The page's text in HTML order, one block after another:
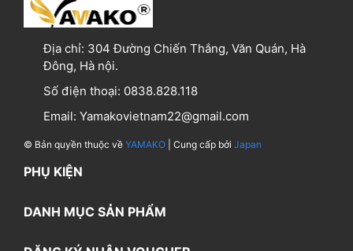
Địa chỉ: 304 Đường Chiến Thắng, Văn Quán, Hà
Đông, Hà nội.
Số điện thoại: 0838.828.118
Email: Yamakovietnam22@gmail.com
© Bản quyền thuộc về YAMAKO | Cung cấp bởi Japan
PHỤ KIỆN
DANH MỤC SẢN PHẨM